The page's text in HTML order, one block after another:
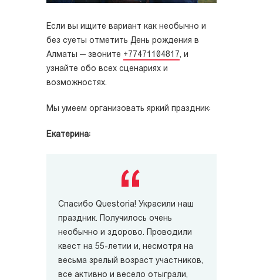
Если вы ищите вариант как необычно и
без суеты отметить День рождения в
Алматы — звоните +77471104817, и
узнайте обо всех сценариях и
возможностях.
Мы умеем организовать яркий праздник:
Екатерина:
Спасибо Questoria! Украсили наш
праздник. Получилось очень
необычно и здорово. Проводили
квест на 55-летии и, несмотря на
весьма зрелый возраст участников,
все активно и весело отыграли,